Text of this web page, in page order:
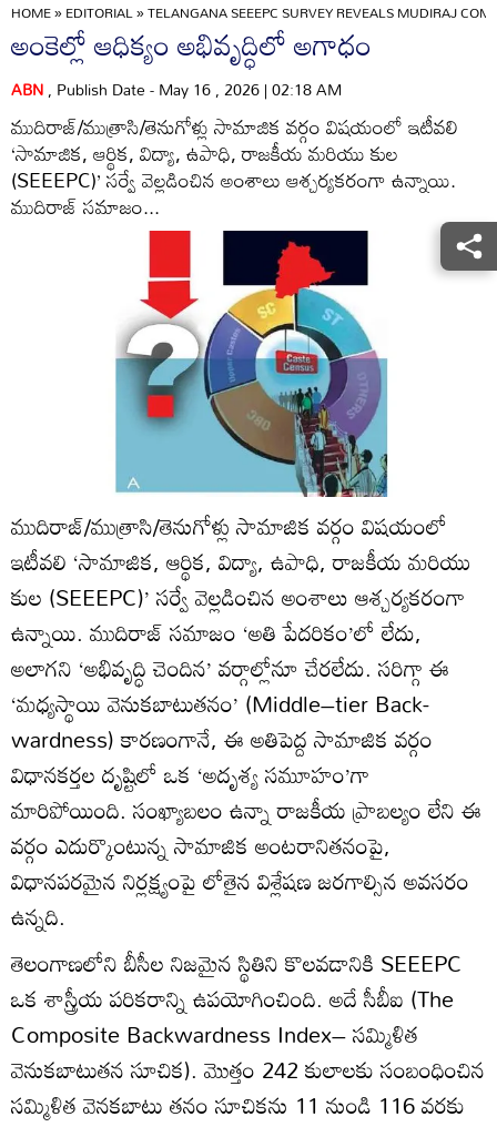
HOME»EDITORIAL»TELANGANA SEEEPC SURVEY REVEALS MUDIRAJ
అంకెల్లో ఆధిక్యం అభివృద్ధిలో అగాధం
ABN, Publish Date - May 16 , 2026 | 02:18 AM
ముదిరాజ్/ముత్రాసి/తెనుగోళ్లు సామాజిక వర్గం విషయంలో ఇటీవలి
‘సామాజిక, ఆర్థిక, విద్యా, ఉపాధి, రాజకీయ మరియు కుల
(SEEEPC)’ సర్వే వెల్లడించిన అంశాలు ఆశ్చర్యకరంగా ఉన్నాయి.
ముదిరాజ్‌ సమాజం...
ముదిరాజ్/ముత్రాసి/తెనుగోళ్లు సామాజిక వర్గం విషయంలో
ఇటీవలి ‘సామాజిక, ఆర్థిక, విద్యా, ఉపాధి, రాజకీయ మరియు
కుల (SEEEPC)’ సర్వే వెల్లడించిన అంశాలు ఆశ్చర్యకరంగా
ఉన్నాయి. ముదిరాజ్‌ సమాజం ‘అతి పేదరికం’లో లేదు,
అలాగని ‘అభివృద్ధి చెందిన’ వర్గాల్లోనూ చేరలేదు. సరిగ్గా ఈ
‘మధ్యస్థాయి వెనుకబాటుతనం’ (Middle–tier Back-
wardness) కారణంగానే, ఈ అతిపెద్ద సామాజిక వర్గం
విధానకర్తల దృష్టిలో ఒక ‘అదృశ్య సమూహం’గా
మారిపోయింది. సంఖ్యాబలం ఉన్నా రాజకీయ ప్రాబల్యం లేని ఈ
వర్గం ఎదుర్కొంటున్న సామాజిక అంటరానితనంపై,
విధానపరమైన నిర్లక్ష్యంపై లోతైన విశ్లేషణ జరగాల్సిన అవసరం
ఉన్నది.
తెలంగాణలోని బీసీల నిజమైన స్థితిని కొలవడానికి SEEEPC
ఒక శాస్త్రీయ పరికరాన్ని ఉపయోగించింది. అదే సీబీఐ (The
Composite Backwardness Index– సమ్మిళిత
వెనుకబాటుతన సూచిక). మొత్తం 242 కులాలకు సంబంధించిన
సమ్మిళిత వెనకబాటు తనం సూచికను 11 నుండి 116 వరకు